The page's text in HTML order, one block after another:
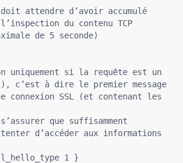
attendre d’avoir accumulé
du contenu TCP
de 5 seconde)
uniquement si la requête est un
c’est à dire le premier message
connexion SSL (et contenant les
que suffisamment
d’accéder aux informations
1 }